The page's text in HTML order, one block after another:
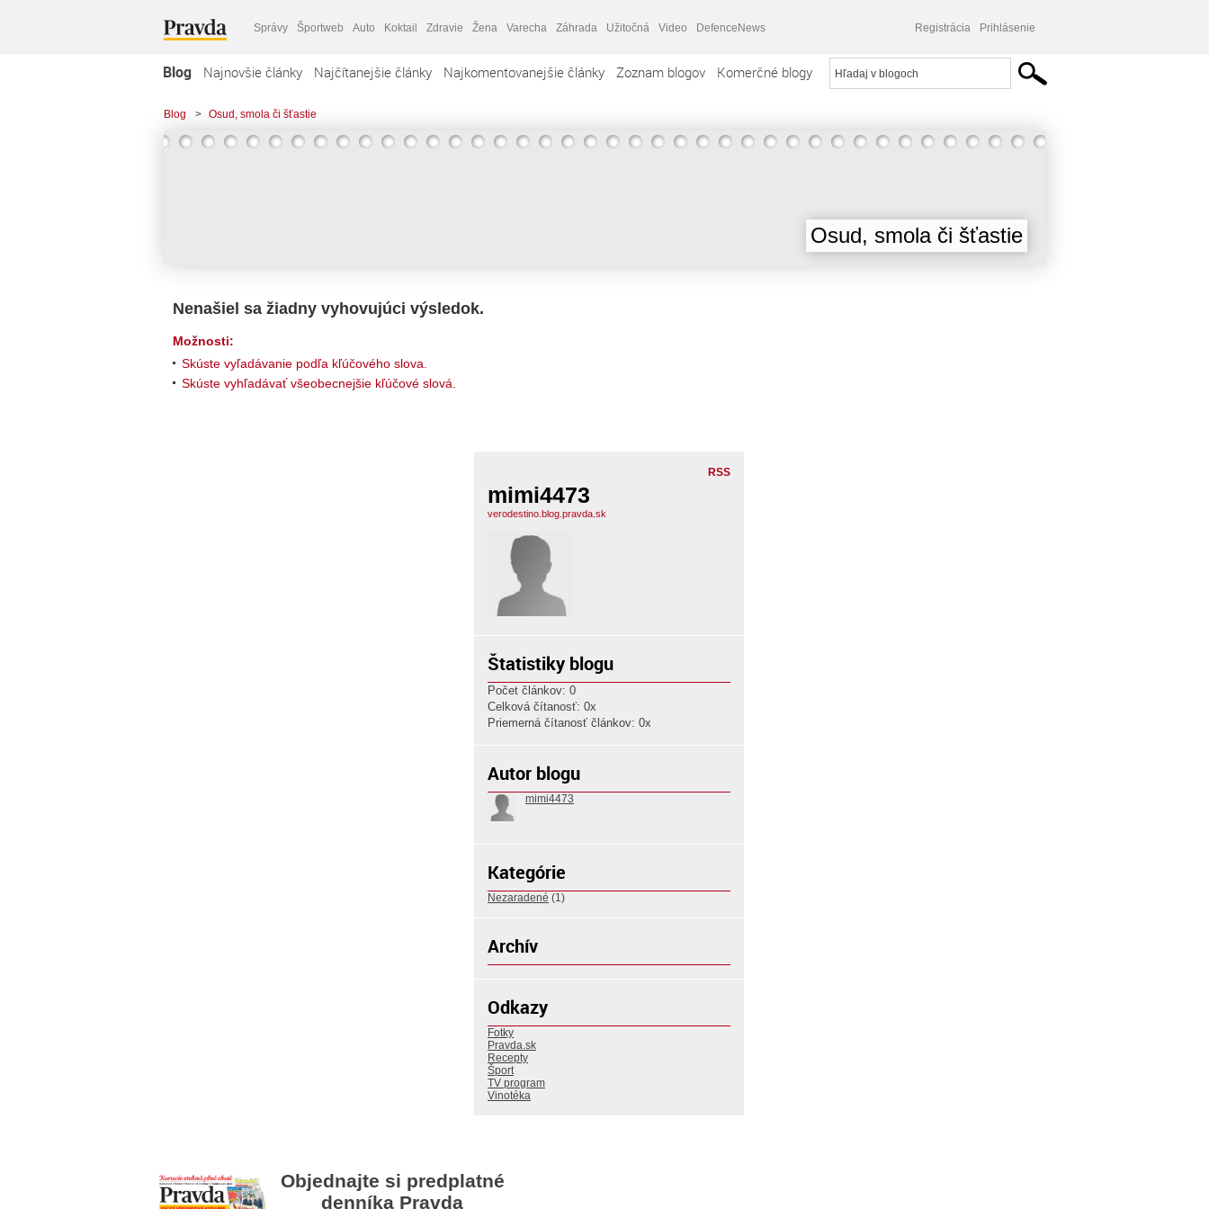
Správy Športweb Auto Koktail Zdravie Žena Varecha Záhrada Užitočná Video DefenceNews Registrácia Prihlásenie
Blog Najnovšie články Najčítanejšie články Najkomentovanejšie články Zoznam blogov Komerčné blogy
Blog > Osud, smola či šťastie
Osud, smola či šťastie
Nenašiel sa žiadny vyhovujúci výsledok.
Možnosti:
Skúste vyľadávanie podľa kľúčového slova.
Skúste vyhľadávať všeobecnejšie kľúčové slová.
RSS
mimi4473
verodestino.blog.pravda.sk
Štatistiky blogu
Počet článkov: 0
Celková čítanosť: 0x
Priemerná čítanosť článkov: 0x
Autor blogu
mimi4473
Kategórie
Nezaradené (1)
Archív
Odkazy
Fotky
Pravda.sk
Recepty
Šport
TV program
Vinotéka
Objednajte si predplatné
denníka Pravda